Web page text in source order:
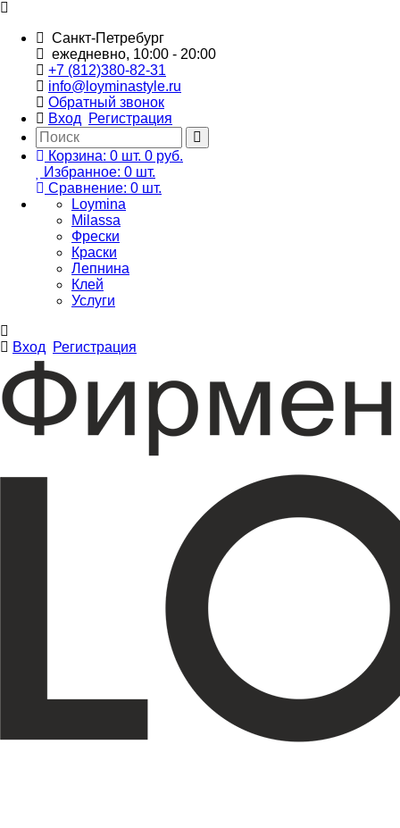
Санкт-Петребург
ежедневно, 10:00 - 20:00
+7 (812)380-82-31
info@loyminastyle.ru
Обратный звонок
Вход
Регистрация
Корзина: 0 шт. 0 руб.
Избранное: 0 шт.
Сравнение: 0 шт.
Loymina
Milassa
Фрески
Краски
Лепнина
Клей
Услуги
Вход Регистрация